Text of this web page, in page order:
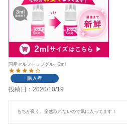
国産セルフトップグルー2ml
購入者
投稿日 2020/10/19
もちが良く、全然取れないので気に入ってます！